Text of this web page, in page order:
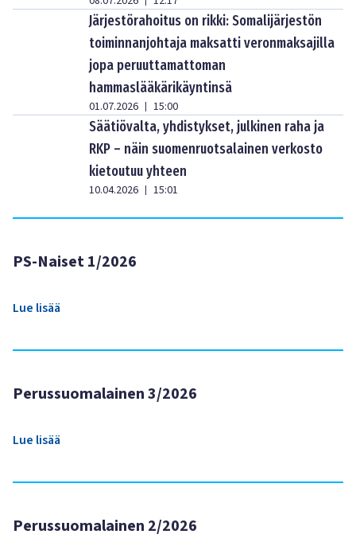
Järjestörahoitus on rikki: Somalijärjestön
toiminnanjohtaja maksatti veronmaksajilla
jopa peruuttamattoman
hammaslääkärikäyntinsä
01.07.2026 | 15:00
Säätiövalta, yhdistykset, julkinen raha ja
RKP – näin suomenruotsalainen verkosto
kietoutuu yhteen
10.04.2026 | 15:01
PS-Naiset 1/2026
Lue lisää
Perussuomalainen 3/2026
Lue lisää
Perussuomalainen 2/2026